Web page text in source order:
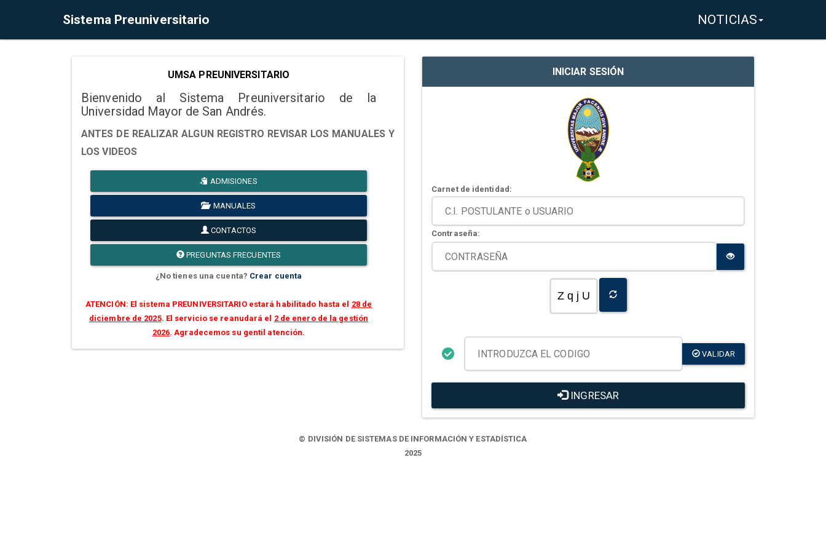
Sistema Preuniversitario NOTICIAS
UMSA PREUNIVERSITARIO
Bienvenido al Sistema Preuniversitario de la
Universidad Mayor de San Andrés.
ANTES DE REALIZAR ALGUN REGISTRO REVISAR LOS MANUALES Y
LOS VIDEOS
ADMISIONES
MANUALES
CONTACTOS
PREGUNTAS FRECUENTES
¿No tienes una cuenta? Crear cuenta
ATENCIÓN: El sistema PREUNIVERSITARIO estará habilitado hasta el 28 de
diciembre de 2025. El servicio se reanudará el 2 de enero de la gestión
2026. Agradecemos su gentil atención.
INICIAR SESIÓN
Carnet de identidad:
Contraseña:
Z q j U
VALIDAR
INGRESAR
© DIVISIÓN DE SISTEMAS DE INFORMACIÓN Y ESTADÍSTICA
2025